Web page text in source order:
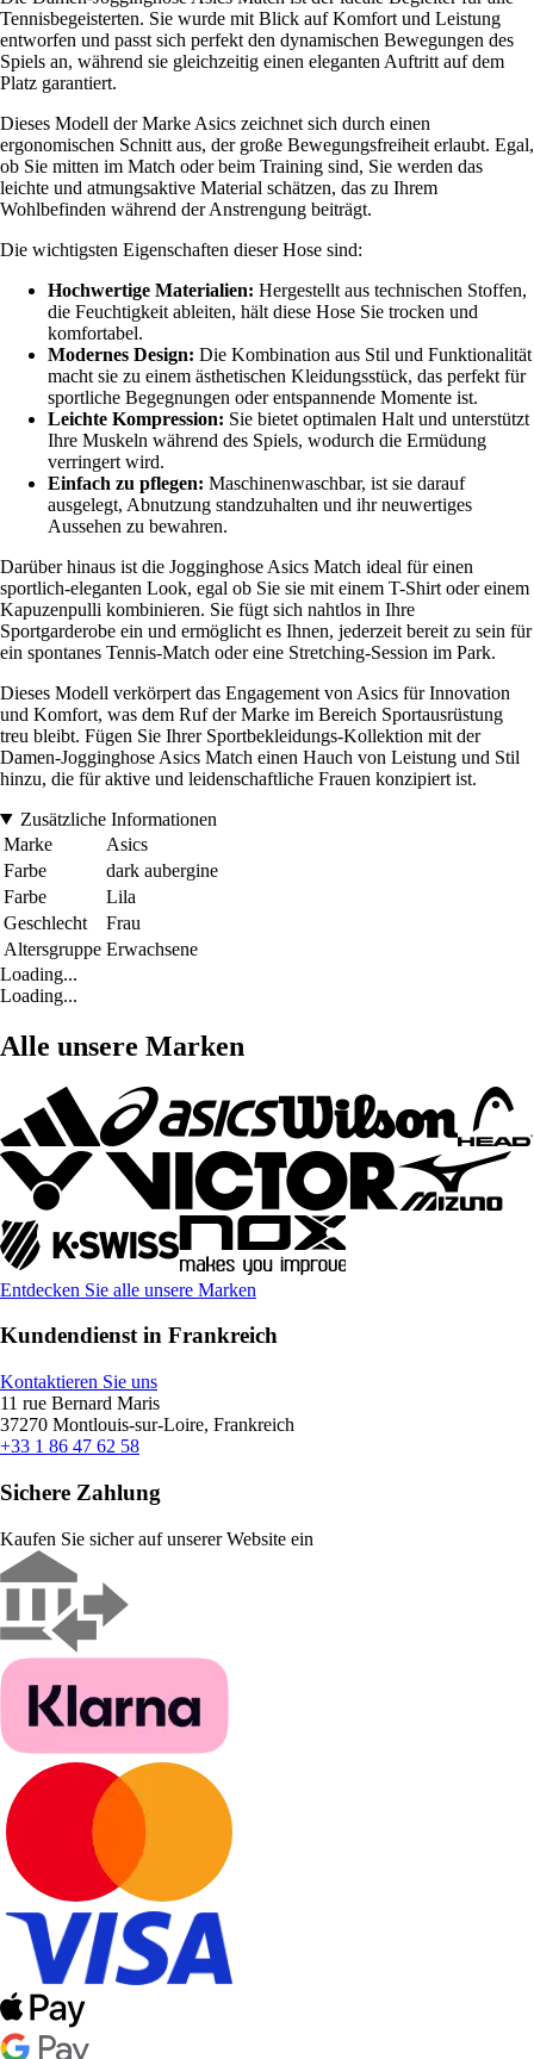
Tennisbegeisterten. Sie wurde mit Blick auf Komfort und Leistung
entworfen und passt sich perfekt den dynamischen Bewegungen des
Spiels an, während sie gleichzeitig einen eleganten Auftritt auf dem
Platz garantiert.
Dieses Modell der Marke Asics zeichnet sich durch einen
ergonomischen Schnitt aus, der große Bewegungsfreiheit erlaubt. Egal,
ob Sie mitten im Match oder beim Training sind, Sie werden das
leichte und atmungsaktive Material schätzen, das zu Ihrem
Wohlbefinden während der Anstrengung beiträgt.
Die wichtigsten Eigenschaften dieser Hose sind:
Hochwertige Materialien: Hergestellt aus technischen Stoffen,
die Feuchtigkeit ableiten, hält diese Hose Sie trocken und
komfortabel.
Modernes Design: Die Kombination aus Stil und Funktionalität
macht sie zu einem ästhetischen Kleidungsstück, das perfekt für
sportliche Begegnungen oder entspannende Momente ist.
Leichte Kompression: Sie bietet optimalen Halt und unterstützt
Ihre Muskeln während des Spiels, wodurch die Ermüdung
verringert wird.
Einfach zu pflegen: Maschinenwaschbar, ist sie darauf
ausgelegt, Abnutzung standzuhalten und ihr neuwertiges
Aussehen zu bewahren.
Darüber hinaus ist die Jogginghose Asics Match ideal für einen
sportlich-eleganten Look, egal ob Sie sie mit einem T-Shirt oder einem
Kapuzenpulli kombinieren. Sie fügt sich nahtlos in Ihre
Sportgarderobe ein und ermöglicht es Ihnen, jederzeit bereit zu sein für
ein spontanes Tennis-Match oder eine Stretching-Session im Park.
Dieses Modell verkörpert das Engagement von Asics für Innovation
und Komfort, was dem Ruf der Marke im Bereich Sportausrüstung
treu bleibt. Fügen Sie Ihrer Sportbekleidungs-Kollektion mit der
Damen-Jogginghose Asics Match einen Hauch von Leistung und Stil
hinzu, die für aktive und leidenschaftliche Frauen konzipiert ist.
Zusätzliche Informationen
Marke
Asics
Farbe
dark aubergine
Farbe
Lila
Geschlecht
Frau
Altersgruppe Erwachsene
Loading...
Loading...
Alle unsere Marken
Entdecken Sie alle unsere Marken
Kundendienst in Frankreich
Kontaktieren Sie uns
11 rue Bernard Maris
37270 Montlouis-sur-Loire, Frankreich
+33 1 86 47 62 58
Sichere Zahlung
Kaufen Sie sicher auf unserer Website ein